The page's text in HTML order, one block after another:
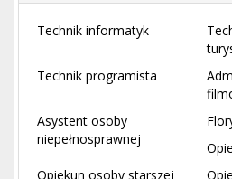
Technik informatyk
Technik programista
Asystent osoby
niepełnosprawnej
Opiekun osoby starszej